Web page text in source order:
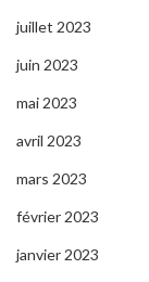
juillet 2023
juin 2023
mai 2023
avril 2023
mars 2023
février 2023
janvier 2023